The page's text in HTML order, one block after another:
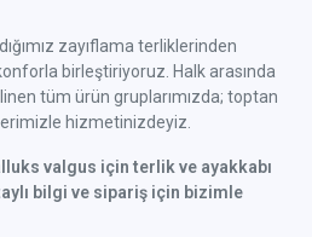
zayıflama terliklerinden
birleştiriyoruz. Halk arasında
tüm ürün gruplarımızda; toptan
hizmetinizdeyiz.
valgus için terlik ve ayakkabı
bilgi ve sipariş için bizimle